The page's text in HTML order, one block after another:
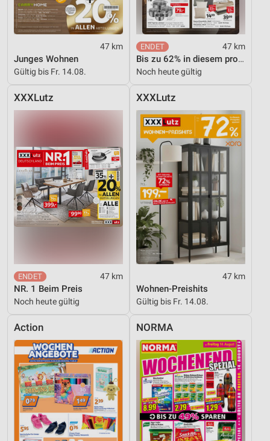
47 km
Junges Wohnen
Gültig bis Fr. 14.08.
47 km
Bis zu 62% in diesem prospekt
Noch heute gültig
XXXLutz
47 km
NR. 1 Beim Preis
Noch heute gültig
XXXLutz
47 km
Wohnen-Preishits
Gültig bis Fr. 14.08.
Action NORMA